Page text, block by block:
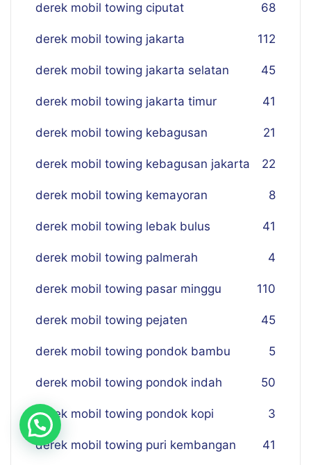
derek mobil towing ciputat 68
derek mobil towing jakarta 112
derek mobil towing jakarta selatan 45
derek mobil towing jakarta timur 41
derek mobil towing kebagusan 21
derek mobil towing kebagusan jakarta 22
derek mobil towing kemayoran 8
derek mobil towing lebak bulus 41
derek mobil towing palmerah 4
derek mobil towing pasar minggu 110
derek mobil towing pejaten 45
derek mobil towing pondok bambu 5
derek mobil towing pondok indah 50
derek mobil towing pondok kopi 3
derek mobil towing puri kembangan 41